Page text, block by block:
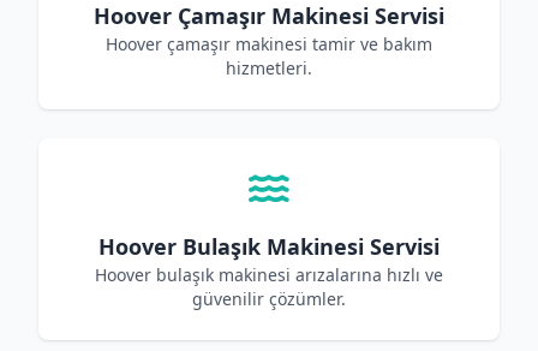
Hoover Çamaşır Makinesi Servisi
Hoover çamaşır makinesi tamir ve bakım
hizmetleri.
Hoover Bulaşık Makinesi Servisi
Hoover bulaşık makinesi arızalarına hızlı ve
güvenilir çözümler.